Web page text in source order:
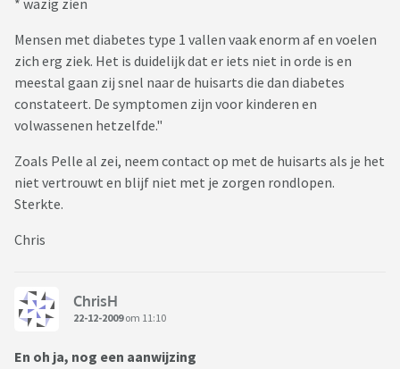
* wazig zien
Mensen met diabetes type 1 vallen vaak enorm af en voelen
zich erg ziek. Het is duidelijk dat er iets niet in orde is en
meestal gaan zij snel naar de huisarts die dan diabetes
constateert. De symptomen zijn voor kinderen en
volwassenen hetzelfde."
Zoals Pelle al zei, neem contact op met de huisarts als je het
niet vertrouwt en blijf niet met je zorgen rondlopen.
Sterkte.
Chris
ChrisH
22-12-2009om 11:10
En oh ja, nog een aanwijzing